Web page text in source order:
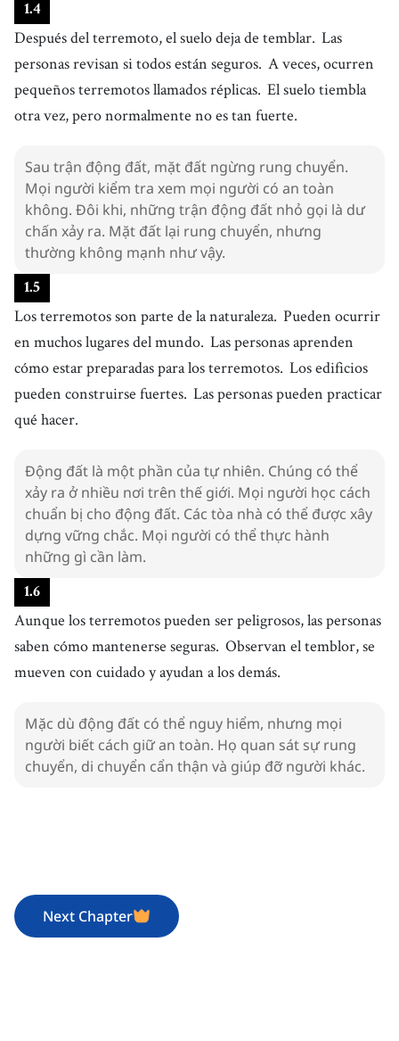
1.4
Después del terremoto, el suelo deja de temblar. Las
personas revisan si todos están seguros. A veces, ocurren
pequeños terremotos llamados réplicas. El suelo tiembla
otra vez, pero normalmente no es tan fuerte.
Sau trận động đất, mặt đất ngừng rung chuyển.
Mọi người kiểm tra xem mọi người có an toàn
không. Đôi khi, những trận động đất nhỏ gọi là dư
chấn xảy ra. Mặt đất lại rung chuyển, nhưng
thường không mạnh như vậy.
1.5
Los terremotos son parte de la naturaleza. Pueden ocurrir
en muchos lugares del mundo. Las personas aprenden
cómo estar preparadas para los terremotos. Los edificios
pueden construirse fuertes. Las personas pueden practicar
qué hacer.
Động đất là một phần của tự nhiên. Chúng có thể
xảy ra ở nhiều nơi trên thế giới. Mọi người học cách
chuẩn bị cho động đất. Các tòa nhà có thể được xây
dựng vững chắc. Mọi người có thể thực hành
những gì cần làm.
1.6
Aunque los terremotos pueden ser peligrosos, las personas
saben cómo mantenerse seguras. Observan el temblor, se
mueven con cuidado y ayudan a los demás.
Mặc dù động đất có thể nguy hiểm, nhưng mọi
người biết cách giữ an toàn. Họ quan sát sự rung
chuyển, di chuyển cẩn thận và giúp đỡ người khác.
Next Chapter